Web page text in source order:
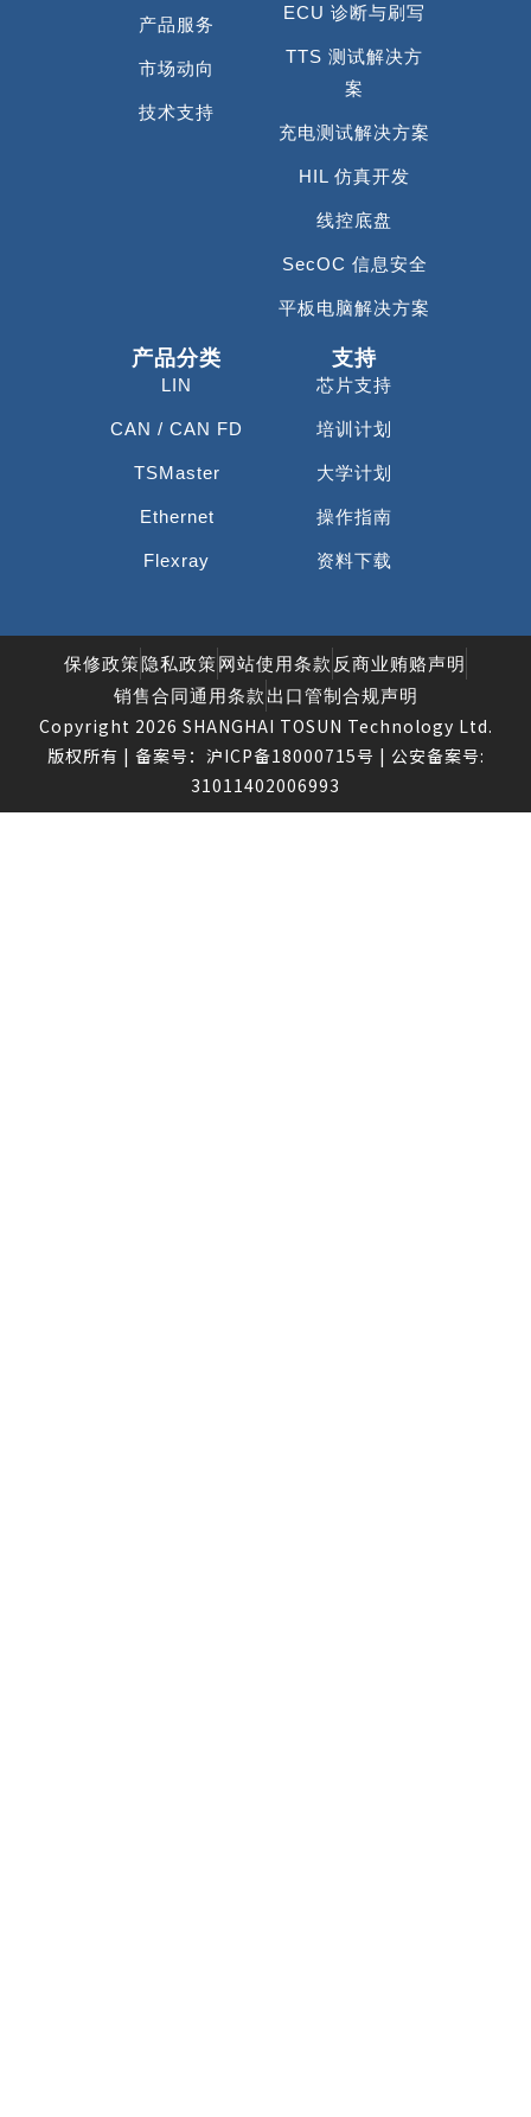
产品服务
市场动向
技术支持
ECU 诊断与刷写
TTS 测试解决方
案
充电测试解决方案
HIL 仿真开发
线控底盘
SecOC 信息安全
平板电脑解决方案
产品分类
LIN
CAN / CAN FD
TSMaster
Ethernet
Flexray
支持
芯片支持
培训计划
大学计划
操作指南
资料下载
保修政策隐私政策网站使用条款 反商业贿赂声明
销售合同通用条款 出口管制合规声明
Copyright 2026 SHANGHAI TOSUN Technology Ltd.
版权所有 | 备案号： 沪ICP备18000715号 | 公安备案号:
31011402006993